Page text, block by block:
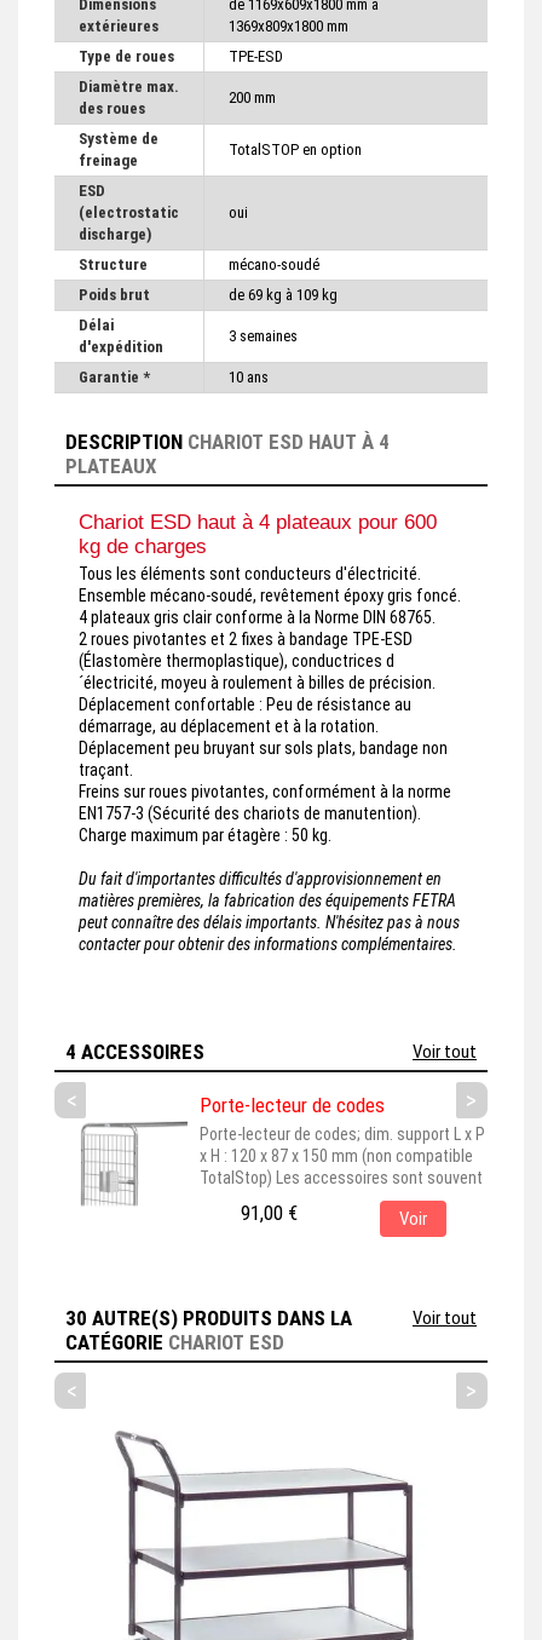
Dimensions
extérieures
de 1169x609x1800 mm à
1369x809x1800 mm
Type de roues
TPE-ESD
Diamètre max.
des roues
200 mm
Système de
freinage
TotalSTOP en option
ESD
(electrostatic
discharge)
oui
Structure
mécano-soudé
Poids brut
de 69 kg à 109 kg
Délai
d'expédition
3 semaines
Garantie * 10 ans
DESCRIPTION CHARIOT ESD HAUT À 4
PLATEAUX
Chariot ESD haut à 4 plateaux pour 600
kg de charges
Tous les éléments sont conducteurs d'électricité.
Ensemble mécano-soudé, revêtement époxy gris foncé.
4 plateaux gris clair conforme à la Norme DIN 68765.
2 roues pivotantes et 2 fixes à bandage TPE-ESD
(Élastomère thermoplastique), conductrices d
´électricité, moyeu à roulement à billes de précision.
Déplacement confortable : Peu de résistance au
démarrage, au déplacement et à la rotation.
Déplacement peu bruyant sur sols plats, bandage non
traçant.
Freins sur roues pivotantes, conformément à la norme
EN1757-3 (Sécurité des chariots de manutention).
Charge maximum par étagère : 50 kg.
Du fait d'importantes difficultés d'approvisionnement en
matières premières, la fabrication des équipements FETRA
peut connaître des délais importants. N'hésitez pas à nous
contacter pour obtenir des informations complémentaires.
4 ACCESSOIRES Voir tout
< >
Porte-lecteur de codes
Porte-lecteur de codes; dim. support L x P
x H : 120 x 87 x 150 mm (non compatible
TotalStop) Les accessoires sont souvent
représentés montés sur leur produit de
base, pour une meilleure visualisation. En
choisissant cet accessoire, assurez-vous
accessoire est couramment...
91,00 € Voir
30 AUTRE(S) PRODUITS DANS LA
CATÉGORIE CHARIOT ESD
Voir tout
< >